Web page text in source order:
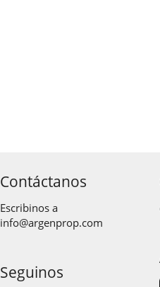
Contáctanos
Escribinos a
info@argenprop.com
Seguinos